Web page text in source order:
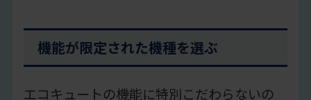
機能が限定された機種を選ぶ
エコキュートの機能に特別こだわらないの